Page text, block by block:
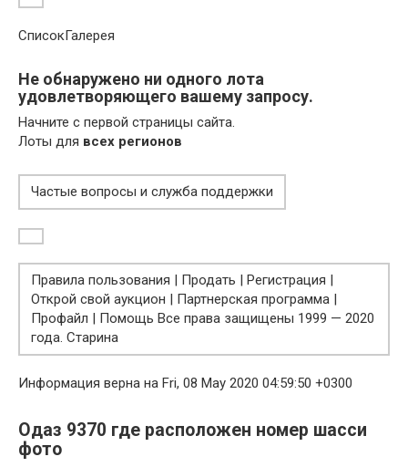
СписокГалерея
Не обнаружено ни одного лота
удовлетворяющего вашему запросу.
Начните с первой страницы сайта.
Лоты для всех регионов
Частые вопросы и служба поддержки
Правила пользования | Продать | Регистрация |
Открой свой аукцион | Партнерская программа |
Профайл | Помощь Все права защищены 1999 — 2020
года. Старина
Информация верна на Fri, 08 May 2020 04:59:50 +0300
Одаз 9370 где расположен номер шасси
фото